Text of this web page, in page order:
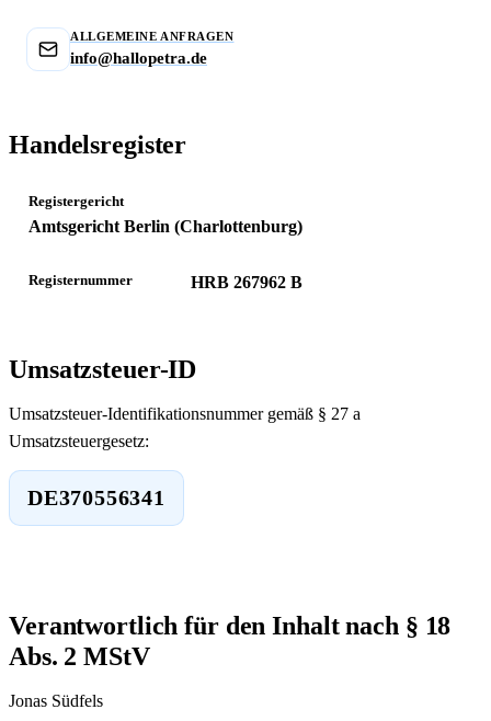
ALLGEMEINE ANFRAGEN
info@hallopetra.de
Handelsregister
Registergericht
Amtsgericht Berlin (Charlottenburg)
Registernummer HRB 267962 B
Umsatzsteuer-ID
Umsatzsteuer-Identifikationsnummer gemäß § 27 a
Umsatzsteuergesetz:
DE370556341
Verantwortlich für den Inhalt nach § 18
Abs. 2 MStV
Jonas Südfels